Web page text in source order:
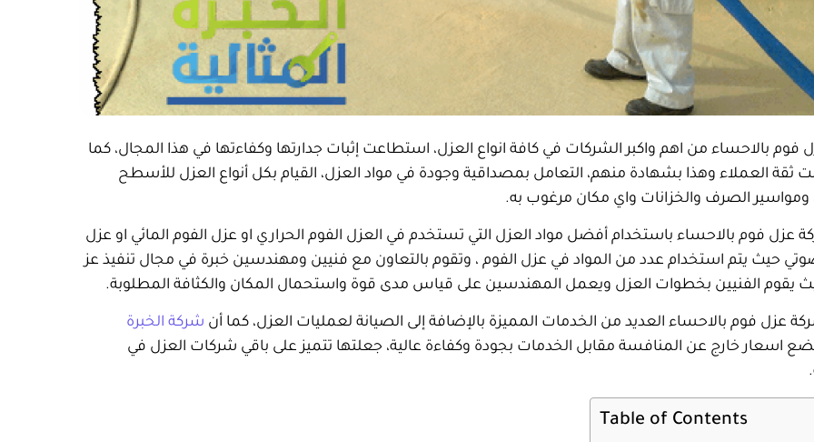
فوم بالاحساء من اهم واكبر الشركات في كافة انواع العزل، استطاعت إثبات جدارتها وكفاءتها في هذا المجال، كما
ثقة العملاء وهذا بشهادة منهم، التعامل بمصداقية وجودة في مواد العزل، القيام بكل أنواع العزل للأسطح
ومواسير الصرف والخزانات واي مكان مرغوب به.
عزل فوم بالاحساء باستخدام أفضل مواد العزل التي تستخدم في العزل الفوم الحراري او عزل الفوم المائي او عزل
حيث يتم استخدام عدد من المواد في عزل الفوم ، وتقوم بالتعاون مع فنيين ومهندسين خبرة في مجال تنفيذ عز
يقوم الفنيين بخطوات العزل ويعمل المهندسين على قياس مدى قوة واستحمال المكان والكثافة المطلوبة.
عزل فوم بالاحساء العديد من الخدمات المميزة بالإضافة إلى الصيانة لعمليات العزل، كما أن شركة الخبرة
اسعار خارج عن المنافسة مقابل الخدمات بجودة وكفاءة عالية، جعلتها تتميز على باقي شركات العزل في
Table of Contents